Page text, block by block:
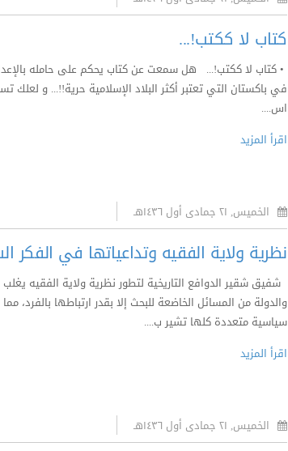
كتاب لا ككتب!...
• كتاب لا ككتب!... هل سمعت عن كتاب يحكم على حامله
في باكستان التي تعتبر أكثر البلاد الإسلامية حرية!!... و
اس....
اقرأ المزيد
الخميس, ٢١ جمادى أول ١٤٣٦هـ
نظرية ولاية الفقيه وتداعياتها في الفكر
شفيق شقير الدوافع التاريخية لتطور نظرية ولاية الفقيه
والدولة من المسائل الخاضعة للبحث إلا بقدر ارتباطها
سياسية متعددة كلها تشير ب....
اقرأ المزيد
الخميس, ٢١ جمادى أول ١٤٣٦هـ